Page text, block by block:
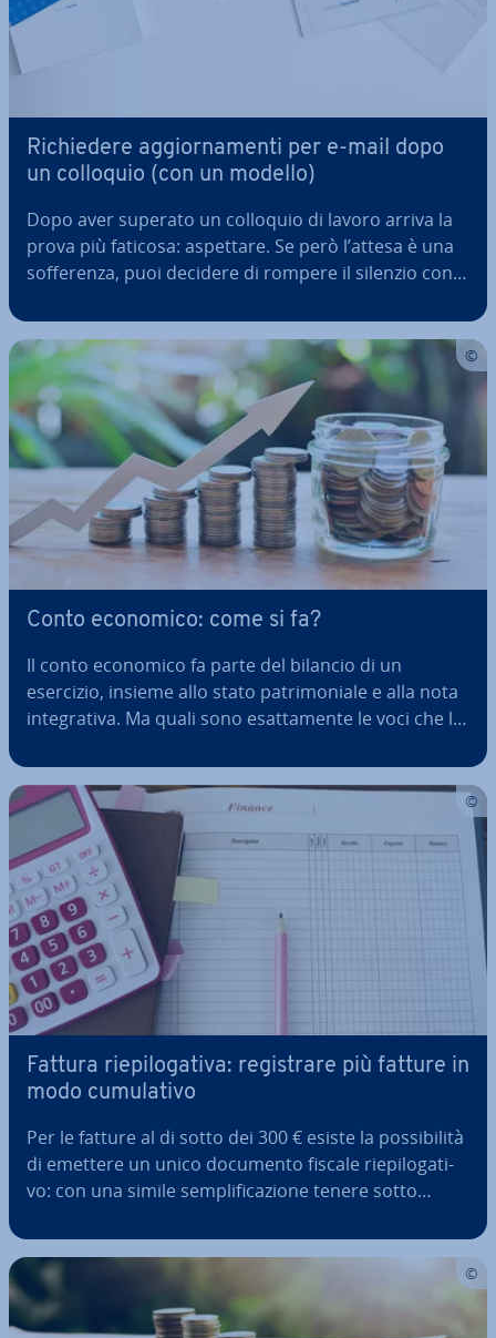
Ri­chie­de­re ag­gior­na­men­ti per e-mail dopo
un colloquio (con un modello)
Dopo aver superato un colloquio di lavoro arriva la
prova più faticosa: aspettare. Se però l’attesa è una
sof­fe­ren­za, puoi decidere di rompere il silenzio con
sullo stato della tua can­di­da­tu­ra. Ri­cor­ren­do a un
modello pronto…
Conto economico: come si fa?
Il conto economico fa parte del bilancio di un
esercizio, insieme allo stato pa­tri­mo­nia­le e alla nota
in­te­gra­ti­va. Ma quali sono esat­ta­men­te le voci che lo
economico? Vi forniamo una breve in­tro­du­zio­ne dei
concetti basilari per…
Fattura rie­pi­lo­ga­ti­va: re­gi­stra­re più fatture in
modo cu­mu­la­ti­vo
Per le fatture al di sotto dei 300 € esiste la pos­si­bi­li­tà
di emettere un unico documento fiscale rie­pi­lo­ga­ti­
vo: con una simile sem­pli­fi­ca­zio­ne tenere sotto
Inoltre rag­grup­pan­do diverse ope­ra­zio­ni in una sola
si risparmia tempo…